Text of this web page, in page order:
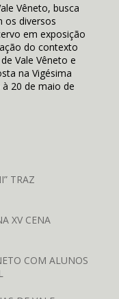
Vêneto, busca
os diversos
em exposição
do contexto
Vale Vêneto e
na Vigésima
20 de maio de
TRAZ
XV CENA
COM ALUNOS